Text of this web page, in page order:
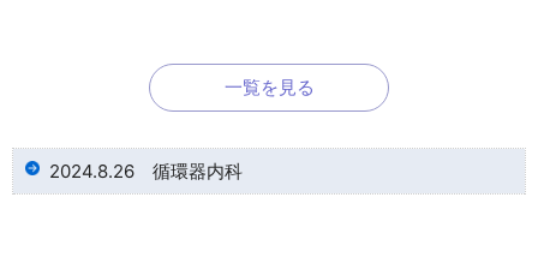
一覧を見る
2024.8.26 循環器内科